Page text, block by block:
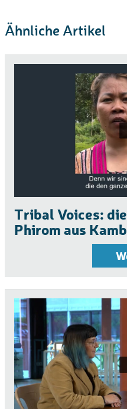
Ähnliche Artikel
Tribal Voices:
Phirom aus